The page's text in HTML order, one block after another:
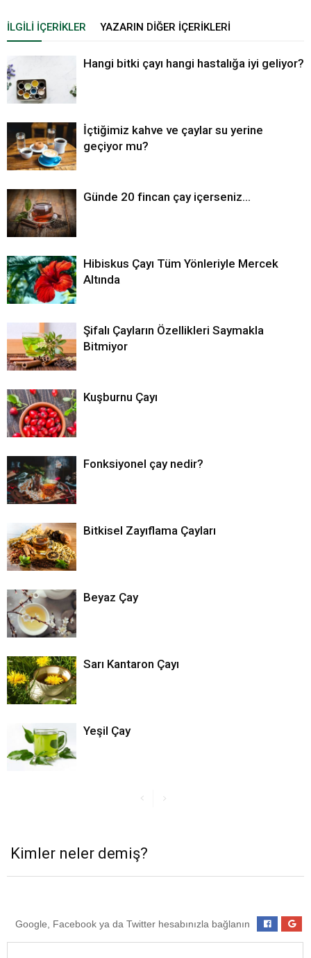
İLGILI İÇERIKLER YAZARIN DIĞER İÇERIKLERI
Hangi bitki çayı hangi hastalığa iyi geliyor?
İçtiğimiz kahve ve çaylar su yerine
geçiyor mu?
Günde 20 fincan çay içerseniz…
Hibiskus Çayı Tüm Yönleriyle Mercek
Altında
Şifalı Çayların Özellikleri Saymakla
Bitmiyor
Kuşburnu Çayı
Fonksiyonel çay nedir?
Bitkisel Zayıflama Çayları
Beyaz Çay
Sarı Kantaron Çayı
Yeşil Çay
Kimler neler demiş?
Google, Facebook ya da Twitter hesabınızla bağlanın